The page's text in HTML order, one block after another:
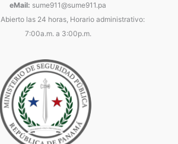
eMail: sume911@sume911.pa
Abierto las 24 horas, Horario administrativo:
7:00a.m. a 3:00p.m.